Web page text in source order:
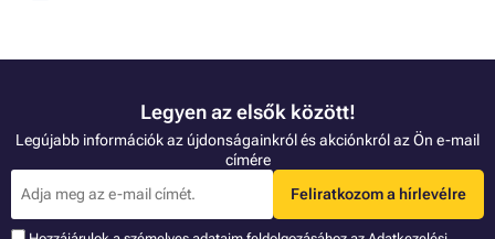
Legyen az elsők között!
Legújabb információk az újdonságainkról és akciónkról az Ön e-mail
címére
Feliratkozom a hírlevélre